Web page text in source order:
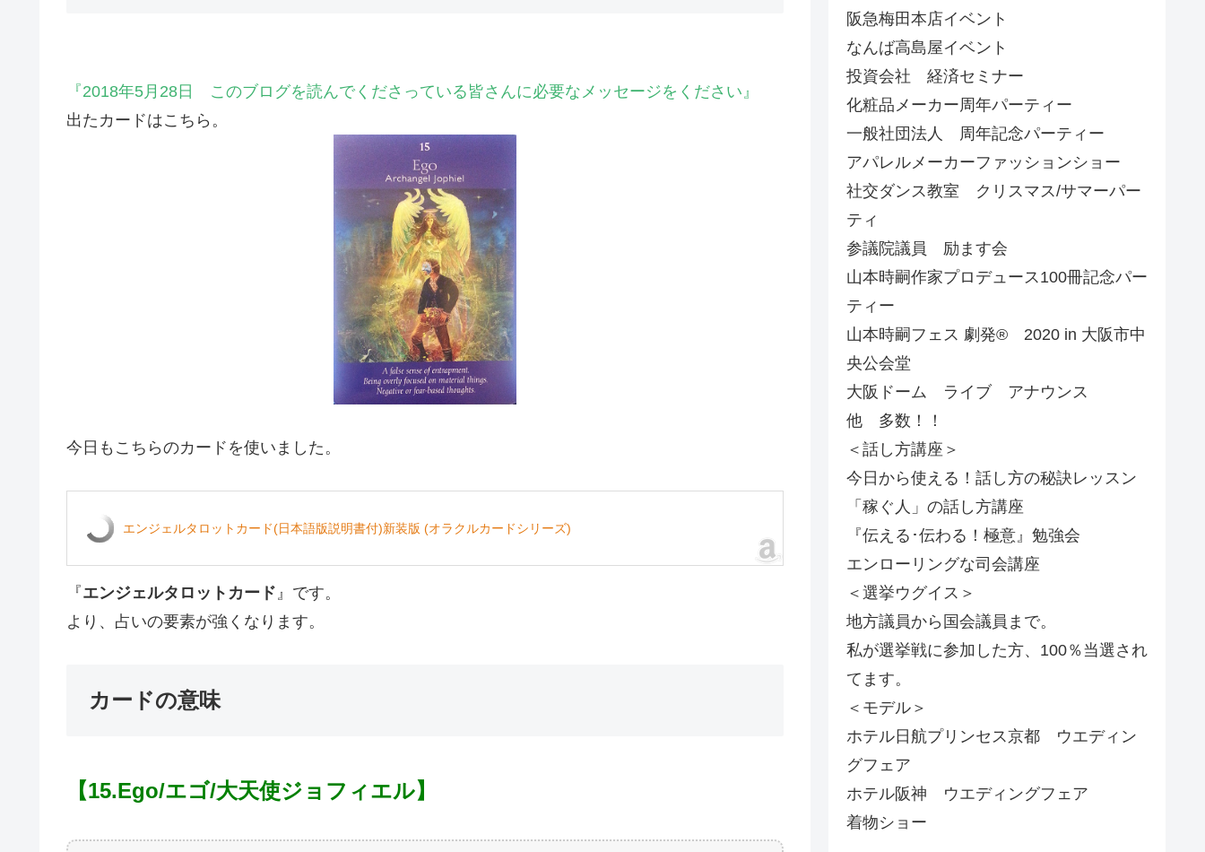
『2018年5月28日 このブログを読んでくださっている皆さんに必要なメッセージをください』
出たカードはこちら。
今日もこちらのカードを使いました。
エンジェルタロットカード(日本語版説明書付)新装版 (オラクルカードシリーズ)
『エンジェルタロットカード 』です。
より、占いの要素が強くなります。
カードの意味
【15.Ego/エゴ/大天使ジョフィエル】
阪急梅田本店イベント
なんば高島屋イベント
投資会社 経済セミナー
化粧品メーカー周年パーティー
一般社団法人 周年記念パーティー
アパレルメーカーファッションショー
社交ダンス教室 クリスマス/サマーパー
ティ
参議院議員 励ます会
山本時嗣作家プロデュース100冊記念パー
ティー
山本時嗣フェス 劇発®︎ 2020 in 大阪市中
央公会堂
大阪ドーム ライブ アナウンス
他 多数！！
＜話し方講座＞
今日から使える！話し方の秘訣レッスン
「稼ぐ人」の話し方講座
『伝える･伝わる！極意』勉強会
エンローリングな司会講座
＜選挙ウグイス＞
地方議員から国会議員まで。
私が選挙戦に参加した方、100％当選され
てます。
＜モデル＞
ホテル日航プリンセス京都 ウエディン
グフェア
ホテル阪神 ウエディングフェア
着物ショー